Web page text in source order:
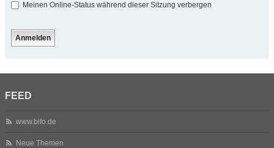
Meinen Online-Status während dieser Sitzung verbergen
FEED
www.bifo.de
Neue Themen